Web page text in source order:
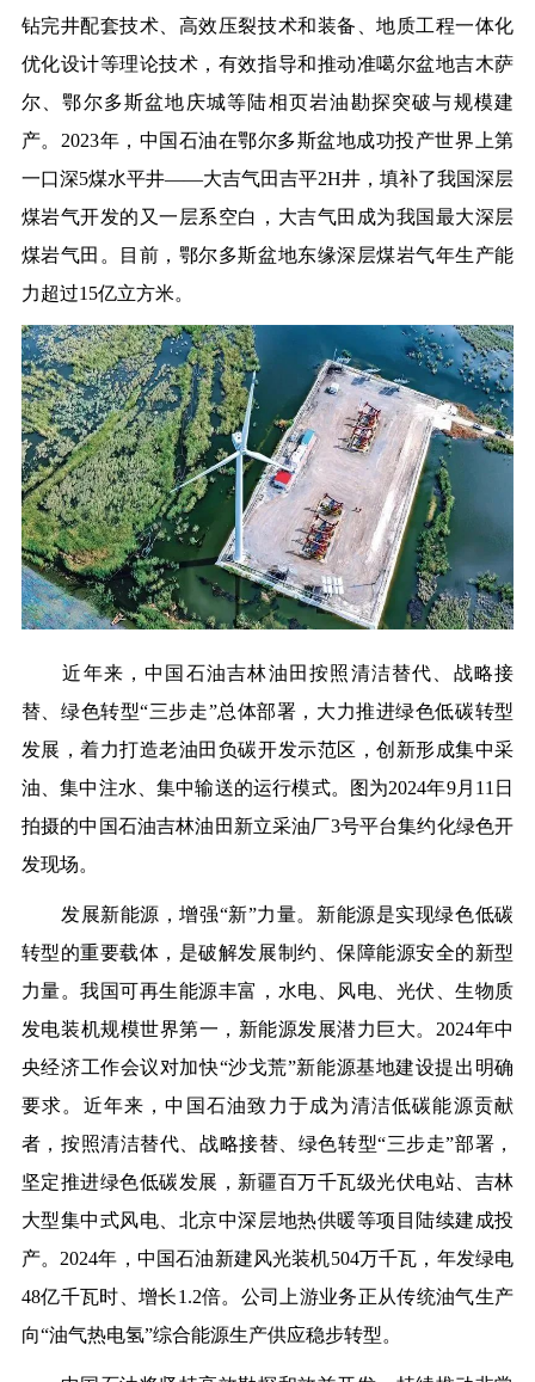
钻完井配套技术、高效压裂技术和装备、地质工程一体化
优化设计等理论技术，有效指导和推动准噶尔盆地吉木萨
尔、鄂尔多斯盆地庆城等陆相页岩油勘探突破与规模建
产。2023年，中国石油在鄂尔多斯盆地成功投产世界上第
一口深5煤水平井——大吉气田吉平2H井，填补了我国深层
煤岩气开发的又一层系空白，大吉气田成为我国最大深层
煤岩气田。目前，鄂尔多斯盆地东缘深层煤岩气年生产能
力超过15亿立方米。
近年来，中国石油吉林油田按照清洁替代、战略接
替、绿色转型“三步走”总体部署，大力推进绿色低碳转型
发展，着力打造老油田负碳开发示范区，创新形成集中采
油、集中注水、集中输送的运行模式。图为2024年9月11日
拍摄的中国石油吉林油田新立采油厂3号平台集约化绿色开
发现场。
发展新能源，增强“新”力量。 新能源是实现绿色低碳
转型的重要载体，是破解发展制约、保障能源安全的新型
力量。我国可再生能源丰富，水电、风电、光伏、生物质
发电装机规模世界第一，新能源发展潜力巨大。2024年中
央经济工作会议对加快“沙戈荒”新能源基地建设提出明确
要求。近年来，中国石油致力于成为清洁低碳能源贡献
者，按照清洁替代、战略接替、绿色转型“三步走”部署，
坚定推进绿色低碳发展，新疆百万千瓦级光伏电站、吉林
大型集中式风电、北京中深层地热供暖等项目陆续建成投
产。2024年，中国石油新建风光装机504万千瓦，年发绿电
48亿千瓦时、增长1.2倍。公司上游业务正从传统油气生产
向“油气热电氢”综合能源生产供应稳步转型。